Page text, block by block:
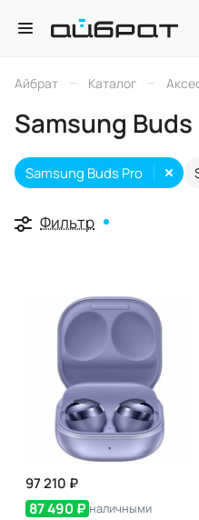
Айбрат – Каталог –
Samsung Buds
Samsung Buds Pro
Фильтр
97 210 ₽
87 490 ₽ наличными